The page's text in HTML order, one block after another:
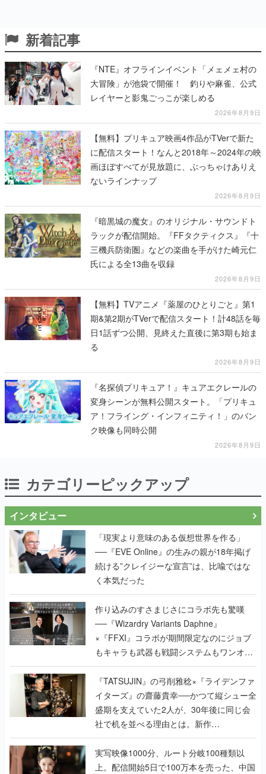
新着記事
『NTE』オフラインイベント「メェメェ村の
大冒険」が池袋で開催！ 釣りや麻雀、公式
レイヤーと影鬼ごっこが楽しめる
2026年8月9日
【無料】プリキュア映画4作品がTVerで新た
に配信スタート！なんと2018年～2024年の映
画ほぼすべてが見放題に、ぶっちゃけありえ
ないラインナップ
2026年8月9日
『暗黒城の魔女』のオリジナル・サウンドト
ラックが配信開始。『FFタクティクス』『十
三機兵防衛圏』などの楽曲を手がけた崎元仁
氏による全13曲を収録
2026年8月9日
【無料】TVアニメ『薬屋のひとりごと』第1
期&第2期がTVerで配信スタート！計48話を毎
日1話ずつ公開、見終えた直後に第3期も始ま
る
2026年8月9日
『名探偵プリキュア！』キュアエクレールの
変身シーンが無料公開スタート。「プリキュ
ア！フライング・インフィニティ！」のバン
ク映像も同時公開
2026年8月9日
カテゴリーピックアップ
インタビュー
「現実より意味のある仮想世界を作る」
──『EVE Online』の生みの親が18年掲げ
続ける”クレイジーな宣言”は、比喩ではな
く本気だった
作り込みのすさまじさにコラボ先も驚嘆
──『Wizardry Variants Daphne』
×『FFXI』コラボが期間限定なのにジョブ
もキャラも武器も戦闘システムもワンオフ
で作り込まれた理由を両ディレクターに聞
く
『TATSUJIN』の弓削雅稔×『ライデンファ
イターズ』の齋藤貴幸──かつて縦シュー全
盛期を支えていた2人が、30年後に同じ会
社で机を並べる理由とは。新作
『TATSUJIN EXTREME』で初タッグを組
んだレジェンド2人に訊く開発秘話
実写映像1000分、ルート分岐100種類以
上。配信開始5日で100万本を売った、中国